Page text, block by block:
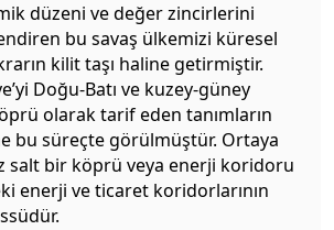
düzeni ve değer zincirlerini
bu savaş ülkemizi küresel
kilit taşı haline getirmiştir.
Doğu-Batı ve kuzey-güney
olarak tarif eden tanımların
bu süreçte görülmüştür. Ortaya
salt bir köprü veya enerji koridoru
enerji ve ticaret koridorlarının